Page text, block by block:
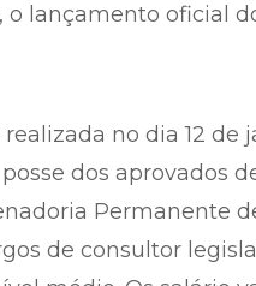
lançamento oficial
no dia 12 de
dos aprovados
Permanente
de consultor